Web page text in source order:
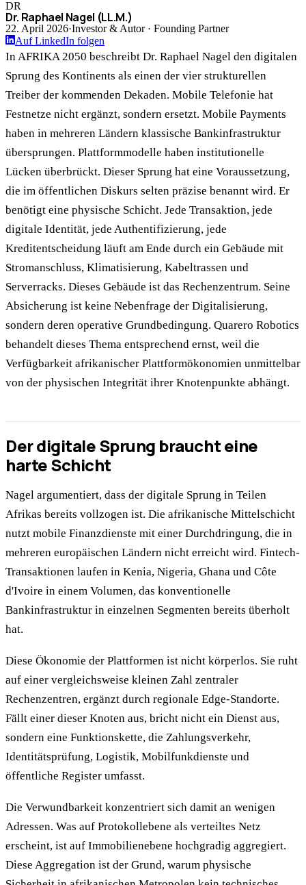
DR
Dr. Raphael Nagel (LL.M.)
22. April 2026·Investor & Autor · Founding Partner
Auf LinkedIn folgen
In AFRIKA 2050 beschreibt Dr. Raphael Nagel den digitalen
Sprung des Kontinents als einen der vier strukturellen
Treiber der kommenden Dekaden. Mobile Telefonie hat
Festnetze nicht ergänzt, sondern ersetzt. Mobile Payments
haben in mehreren Ländern klassische Bankinfrastruktur
übersprungen. Plattformmodelle haben institutionelle
Lücken überbrückt. Dieser Sprung hat eine Voraussetzung,
die im öffentlichen Diskurs selten präzise benannt wird. Er
benötigt eine physische Schicht. Jede Transaktion, jede
digitale Identität, jede Authentifizierung, jede
Kreditentscheidung läuft am Ende durch ein Gebäude mit
Stromanschluss, Klimatisierung, Kabeltrassen und
Serverracks. Dieses Gebäude ist das Rechenzentrum. Seine
Absicherung ist keine Nebenfrage der Digitalisierung,
sondern deren operative Grundbedingung. Quarero Robotics
behandelt dieses Thema entsprechend ernst, weil die
Verfügbarkeit afrikanischer Plattformökonomien unmittelbar
von der physischen Integrität ihrer Knotenpunkte abhängt.
Der digitale Sprung braucht eine
harte Schicht
Nagel argumentiert, dass der digitale Sprung in Teilen
Afrikas bereits vollzogen ist. Die afrikanische Mittelschicht
nutzt mobile Finanzdienste mit einer Durchdringung, die in
mehreren europäischen Ländern nicht erreicht wird. Fintech-
Transaktionen laufen in Kenia, Nigeria, Ghana und Côte
d'Ivoire in einem Volumen, das konventionelle
Bankinfrastruktur in einzelnen Segmenten bereits überholt
hat.
Diese Ökonomie der Plattformen ist nicht körperlos. Sie ruht
auf einer vergleichsweise kleinen Zahl zentraler
Rechenzentren, ergänzt durch regionale Edge-Standorte.
Fällt einer dieser Knoten aus, bricht nicht ein Dienst aus,
sondern eine Funktionskette, die Zahlungsverkehr,
Identitätsprüfung, Logistik, Mobilfunkdienste und
öffentliche Register umfasst.
Die Verwundbarkeit konzentriert sich damit an wenigen
Adressen. Was auf Protokollebene als verteiltes Netz
erscheint, ist auf Immobilienebene hochgradig aggregiert.
Diese Aggregation ist der Grund, warum physische